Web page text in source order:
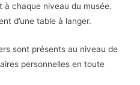
à chaque niveau du musée.
d’une table à langer.
sont présents au niveau de
personnelles en toute